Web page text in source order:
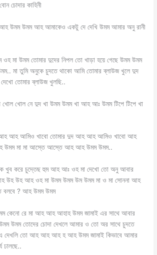
চোদার কাহিনী
উমম উমম আহ আমাকেও একটু দে দেখি উমম আমার অনু রানী
মা উমম তোমার দুদের নিপল তো খাড়া হয়ে গেছে উমম উমম
মা তুমি অনুকে চুদতে থাকো আমি তোমার ব্লাউজ খুলে দুদ
তোমার ব্লাউজ খুলছি..
খোল নে দুদ খা উমম উমম খা আহ আঃ উমম টিপে টিপে খা
আহ আমিও খাবো তোমার দুদ আহ আহ আমিও খাবো আহ
মা মা আস্তে আস্তে আহ আহ উমম উমম..
খুব করে চুদ্তেছ হুম আহ আঃ ওহ মা দেখো তো অনু আবার
উহ উহ আহ ওহ মা উমম উমম উম উমম মা ও মা সোননা আহ
বলবে ? আহ উমম উমম
রে মা আহ আহ আহাহ উমম জামাই এর সাথে আবার
উমম তোদের চোদা দেখলে আমার ও তো অর সাথে চুদতে
এ দেখলি তো আহ আহ আহ হ আহ উমম জামাই কিভাবে আমার
ঢালছে..